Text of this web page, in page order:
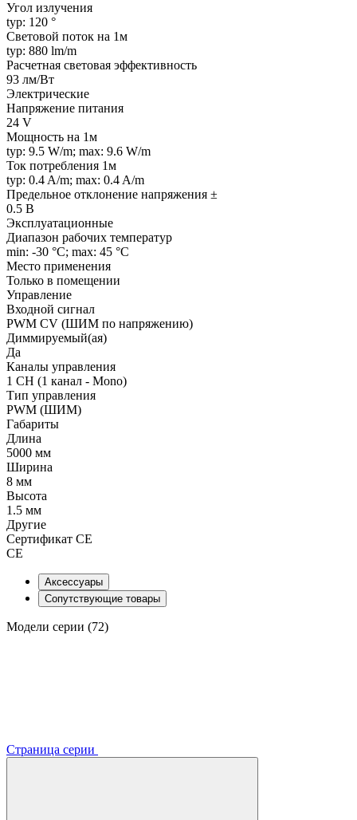
Угол излучения
typ: 120 °
Световой поток на 1м
typ: 880 lm/m
Расчетная световая эффективность
93 лм/Вт
Электрические
Напряжение питания
24 V
Мощность на 1м
typ: 9.5 W/m; max: 9.6 W/m
Ток потребления 1м
typ: 0.4 A/m; max: 0.4 A/m
Предельное отклонение напряжения ±
0.5 В
Эксплуатационные
Диапазон рабочих температур
min: -30 °C; max: 45 °C
Место применения
Только в помещении
Управление
Входной сигнал
PWM СV (ШИМ по напряжению)
Диммируемый(ая)
Да
Каналы управления
1 CH (1 канал - Mono)
Тип управления
PWM (ШИМ)
Габариты
Длина
5000 мм
Ширина
8 мм
Высота
1.5 мм
Другие
Сертификат CE
CE
Аксессуары
Сопутствующие товары
Модели серии (72)
Страница серии